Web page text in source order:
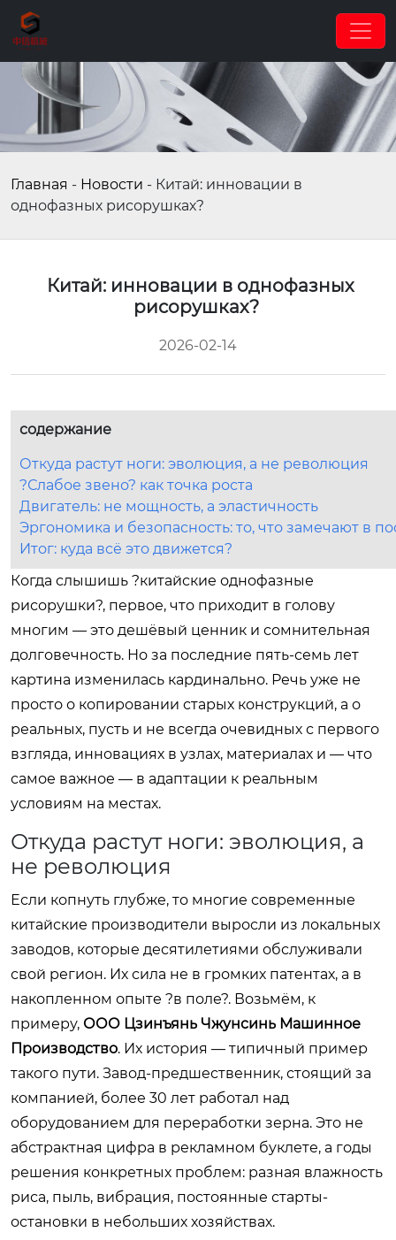
Главная - Новости - Китай: инновации в
однофазных рисорушках?
Китай: инновации в однофазных
рисорушках?
2026-02-14
содержание
Откуда растут ноги: эволюция, а не революция
?Слабое звено? как точка роста
Двигатель: не мощность, а эластичность
Эргономика и безопасность: то, что замечают в
Итог: куда всё это движется?
Когда слышишь ?китайские однофазные
рисорушки?, первое, что приходит в голову
многим — это дешёвый ценник и сомнительная
долговечность. Но за последние пять-семь лет
картина изменилась кардинально. Речь уже не
просто о копировании старых конструкций, а о
реальных, пусть и не всегда очевидных с первого
взгляда, инновациях в узлах, материалах и — что
самое важное — в адаптации к реальным
условиям на местах.
Откуда растут ноги: эволюция, а
не революция
Если копнуть глубже, то многие современные
китайские производители выросли из локальных
заводов, которые десятилетиями обслуживали
свой регион. Их сила не в громких патентах, а в
накопленном опыте ?в поле?. Возьмём, к
примеру, ООО Цзинъянь Чжунсинь Машинное
Производство. Их история — типичный пример
такого пути. Завод-предшественник, стоящий за
компанией, более 30 лет работал над
оборудованием для переработки зерна. Это не
абстрактная цифра в рекламном буклете, а годы
решения конкретных проблем: разная влажность
риса, пыль, вибрация, постоянные старты-
остановки в небольших хозяйствах.